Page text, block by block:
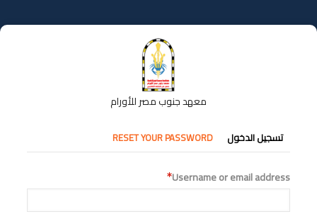
إلى
المحتوى
معهد جنوب مصر للأورام
التبويبات
الأساسية
تسجيل الدخول RESET YOUR PASSWORD
Username or email address